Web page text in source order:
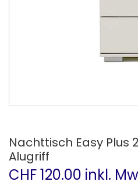
Nachttisch Easy Plus
Alugriff
CHF 120.00 inkl.